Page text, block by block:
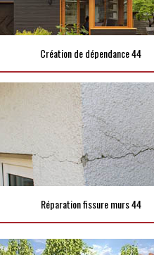
Création de dépendance 44
Réparation fissure murs 44